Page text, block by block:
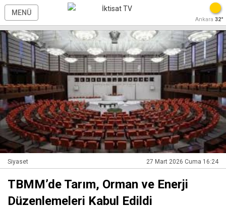
MENÜ
Ankara 32°
Siyaset 27 Mart 2026 Cuma 16:24
TBMM’de Tarım, Orman ve Enerji
Düzenlemeleri Kabul Edildi